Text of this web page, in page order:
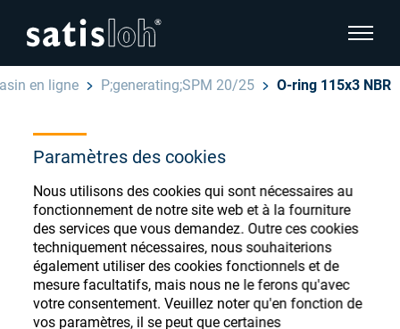
Paramètres des cookies
Nous utilisons des cookies qui sont nécessaires au
fonctionnement de notre site web et à la fourniture
des services que vous demandez. Outre ces cookies
techniquement nécessaires, nous souhaiterions
également utiliser des cookies fonctionnels et de
mesure facultatifs, mais nous ne le ferons qu'avec
votre consentement. Veuillez noter qu'en fonction de
vos paramètres, il se peut que certaines
afficher
Français
Ophtalmique
Optique de précision
cacher la navigation de la page
English
Deutsch
Español
汉语
en ligne P;generating;SPM 20/25 O-ring 115x3 NBR
Magasin de
consommables
ophtalmiques